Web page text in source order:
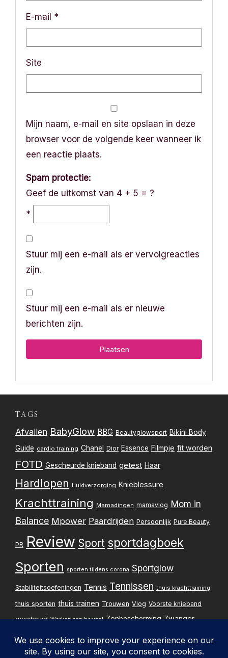
E-mail *
Site
Mijn naam, e-mail en site opslaan in deze
browser voor de volgende keer wanneer ik
een reactie plaats.
Spam protectie:
Geef de uitkomst van 4 + 5 = ?
*
Stuur mij een e-mail als er vervolgreacties
zijn.
Stuur mij een e-mail als er nieuwe
berichten zijn.
TAGS
Afvallen BabyGlow BBG Beautyglowsport Bikini Body
Guide cardio training Chanel Dior Essence Filmpje fit worden
FOTD Gescheurde knieband getest Haar
Hardlopen Huidverzorging Knieblessure
Krachttraining Mamadingen mamavlog Mom in
Balance Mpower Paardrijden Persoonlijk Pure Beauty
PR Review Sport sportdagboek
Sporten sporten tijdens corona Sportglow
Stabiliteitsoefeningen Tennis Tennissen thuis krachttraining
thuis sporten thuis trainen Trouwen Vlog Voorste knieband
gescheurd Werken aan herstel Zonbescherming Zwanger